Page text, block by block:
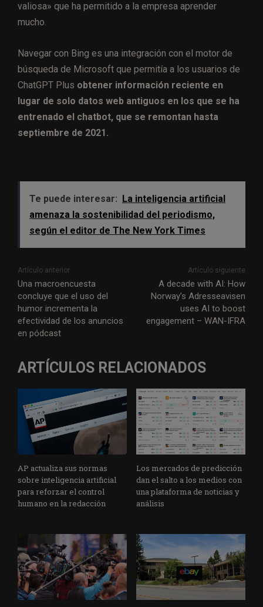
valiosa» que ha permitido a la empresa aprender
mucho.
Navegar con Bing es una integración con el motor de
búsqueda de Microsoft que permitía a los usuarios de
ChatGPT Plus obtener información reciente en
lugar de solo datos web antiguos en los que se ha
entrenado el chatbot, que se remontan hasta
septiembre de 2021.
Te puede interesar:
La inteligencia artificial
amenaza la sostenibilidad del periodismo,
según el editor de The New York Times
Artículo anterior
Una macroencuesta
concluye que el uso del
humor incrementa la
efectividad de los anuncios
en pódcast
Artículo siguiente
A decade with AI: How
Norway’s Adresseavisen
uses AI to boost
engagement – WAN-IFRA
ARTÍCULOS RELACIONADOS
AP actualiza sus normas
sobre inteligencia artificial
para reforzar el control
humano en la redacción
Los mercados de predicción
dan el salto a los medios con
una plataforma de noticias y
análisis